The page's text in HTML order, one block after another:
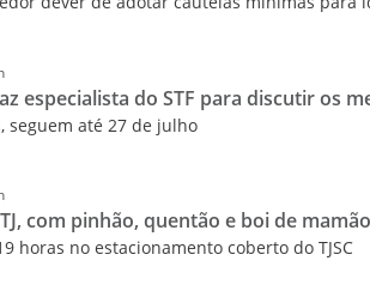
especialista do STF para discutir os
seguem até 27 de julho
com pinhão, quentão e boi de
horas no estacionamento coberto do TJSC